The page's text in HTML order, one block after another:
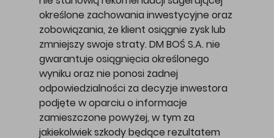
określone zachowania inwestycyjne oraz
zobowiązania, że klient osiągnie zysk lub
zmniejszy swoje straty. DM BOŚ S.A. nie
gwarantuje osiągnięcia określonego
wyniku oraz nie ponosi żadnej
odpowiedzialności za decyzje inwestora
podjęte w oparciu o informacje
zamieszczone powyżej, w tym za
jakiekolwiek szkody będące rezultatem